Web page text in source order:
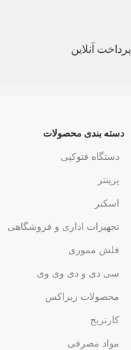
پرداخت آنلاین
دسته بندی محصولات
دستگاه فتوکپی
پرینتر
اسکنر
تجهیزات اداری و فروشگاهی
فلش مموری
سی دی و دی وی وی
محصولات زیراکس
کارتریج
مواد مصرفی